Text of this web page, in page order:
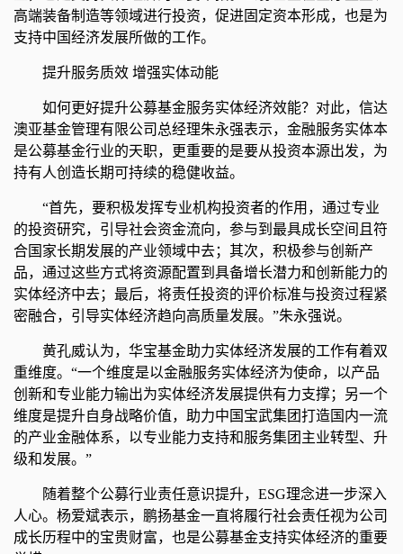
高端装备制造等领域进行投资，促进固定资本形成，也是为
支持中国经济发展所做的工作。
提升服务质效 增强实体动能
如何更好提升公募基金服务实体经济效能？对此，信达
澳亚基金管理有限公司总经理朱永强表示，金融服务实体本
是公募基金行业的天职，更重要的是要从投资本源出发，为
持有人创造长期可持续的稳健收益。
“首先，要积极发挥专业机构投资者的作用，通过专业
的投资研究，引导社会资金流向，参与到最具成长空间且符
合国家长期发展的产业领域中去；其次，积极参与创新产
品，通过这些方式将资源配置到具备增长潜力和创新能力的
实体经济中去；最后，将责任投资的评价标准与投资过程紧
密融合，引导实体经济趋向高质量发展。”朱永强说。
黄孔威认为，华宝基金助力实体经济发展的工作有着双
重维度。“一个维度是以金融服务实体经济为使命，以产品
创新和专业能力输出为实体经济发展提供有力支撑；另一个
维度是提升自身战略价值，助力中国宝武集团打造国内一流
的产业金融体系，以专业能力支持和服务集团主业转型、升
级和发展。”
随着整个公募行业责任意识提升，ESG理念进一步深入
人心。杨爱斌表示，鹏扬基金一直将履行社会责任视为公司
成长历程中的宝贵财富，也是公募基金支持实体经济的重要